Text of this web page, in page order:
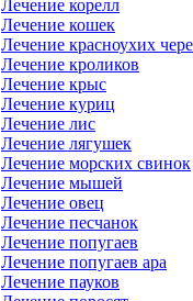
Лечение корелл
Лечение кошек
Лечение красноухих
Лечение кроликов
Лечение крыс
Лечение куриц
Лечение лис
Лечение лягушек
Лечение морских свинок
Лечение мышей
Лечение овец
Лечение песчанок
Лечение попугаев
Лечение попугаев ара
Лечение пауков